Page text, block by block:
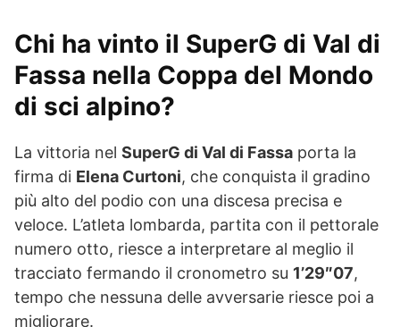
Chi ha vinto il SuperG di Val di
Fassa nella Coppa del Mondo
di sci alpino?
La vittoria nel SuperG di Val di Fassa porta la
firma di Elena Curtoni, che conquista il gradino
più alto del podio con una discesa precisa e
veloce. L’atleta lombarda, partita con il pettorale
numero otto, riesce a interpretare al meglio il
tracciato fermando il cronometro su 1’29″07,
tempo che nessuna delle avversarie riesce poi a
migliorare.